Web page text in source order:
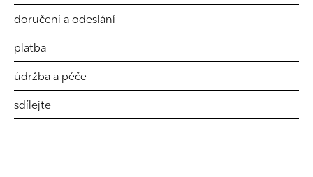
doručení a odeslání
platba
údržba a péče
sdílejte